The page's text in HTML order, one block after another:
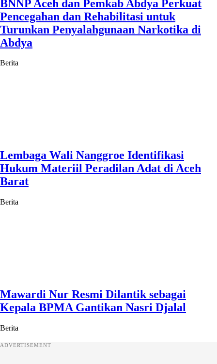
BNNP Aceh dan Pemkab Abdya Perkuat
Pencegahan dan Rehabilitasi untuk
Turunkan Penyalahgunaan Narkotika di
Abdya
Berita
Lembaga Wali Nanggroe Identifikasi
Hukum Materiil Peradilan Adat di Aceh
Barat
Berita
Mawardi Nur Resmi Dilantik sebagai
Kepala BPMA Gantikan Nasri Djalal
Berita
ADVERTISEMENT